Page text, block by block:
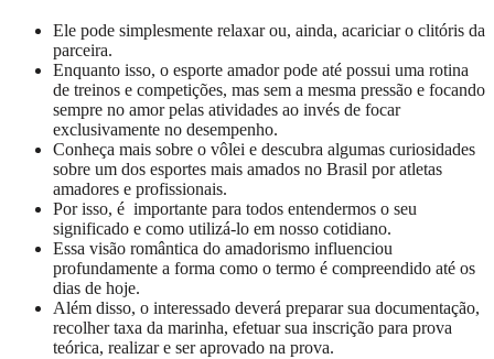
Ele pode simplesmente relaxar ou, ainda, acariciar o clitóris da
parceira.
Enquanto isso, o esporte amador pode até possui uma rotina
de treinos e competições, mas sem a mesma pressão e focando
sempre no amor pelas atividades ao invés de focar
exclusivamente no desempenho.
Conheça mais sobre o vôlei e descubra algumas curiosidades
sobre um dos esportes mais amados no Brasil por atletas
amadores e profissionais.
Por isso, é importante para todos entendermos o seu
significado e como utilizá-lo em nosso cotidiano.
Essa visão romântica do amadorismo influenciou
profundamente a forma como o termo é compreendido até os
dias de hoje.
Além disso, o interessado deverá preparar sua documentação,
recolher taxa da marinha, efetuar sua inscrição para prova
teórica, realizar e ser aprovado na prova.